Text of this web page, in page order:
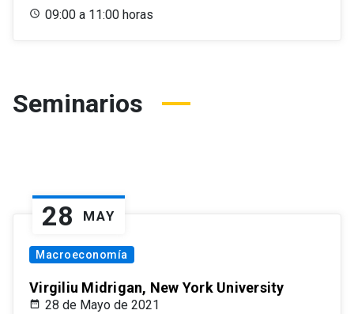
09:00 a 11:00 horas
Seminarios
28 MAY
Macroeconomía
Virgiliu Midrigan, New York University
28 de Mayo de 2021